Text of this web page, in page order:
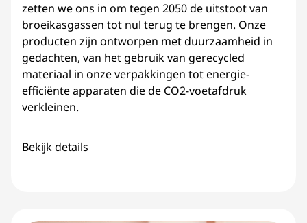
zetten we ons in om tegen 2050 de uitstoot van
broeikasgassen tot nul terug te brengen. Onze
producten zijn ontworpen met duurzaamheid in
gedachten, van het gebruik van gerecycled
materiaal in onze verpakkingen tot energie-
efficiënte apparaten die de CO2-voetafdruk
verkleinen.
Bekijk details